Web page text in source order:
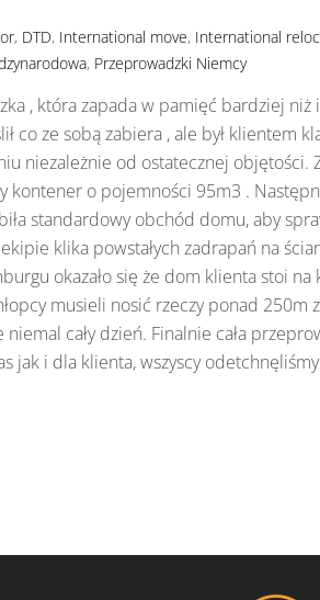
, DTD, International move, International
, Przeprowadzki Niemcy
, która zapada w pamięć bardziej niż
co ze sobą zabiera , ale był klientem
niezależnie od ostatecznej objętości.
kontener o pojemności 95m3 .
standardowy obchód domu, aby
klika powstałych zadrapań na
okazało się że dom klienta stoi
musieli nosić rzeczy ponad 250m
cały dzień. Finalnie cała
jak i dla klienta, wszyscy